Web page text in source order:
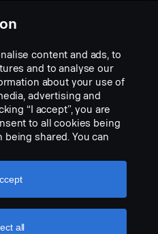
content and ads, to
and to analyse our
about your use of
advertising and
“I accept”, you are
to all cookies being
shared. You can
categories you’d like to
explanation of how we
all